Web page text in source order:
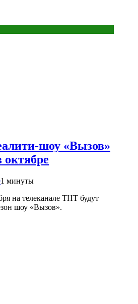
шоу «Вызов»
1 минуты
на телеканале ТНТ будут
шоу «Вызов».